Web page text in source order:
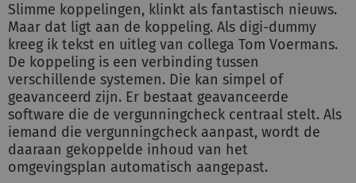
Slimme koppelingen, klinkt als fantastisch nieuws.
Maar dat ligt aan de koppeling. Als digi-dummy
kreeg ik tekst en uitleg van collega Tom Voermans.
De koppeling is een verbinding tussen
verschillende systemen. Die kan simpel of
geavanceerd zijn. Er bestaat geavanceerde
software die de vergunningcheck centraal stelt. Als
iemand die vergunningcheck aanpast, wordt de
daaraan gekoppelde inhoud van het
omgevingsplan automatisch aangepast.